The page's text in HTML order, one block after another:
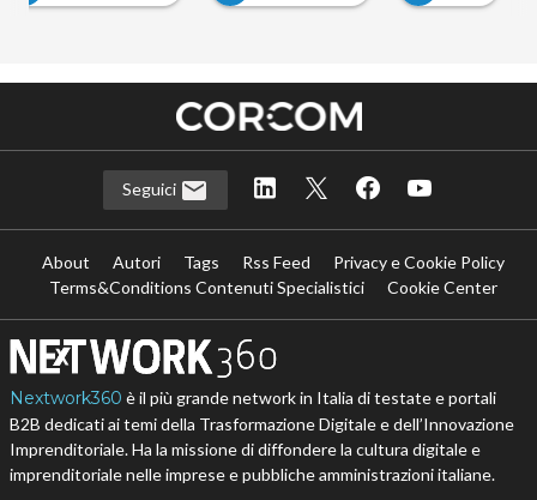
Seguici
About Autori Tags Rss Feed
Privacy e Cookie Policy
Terms&Conditions Contenuti Specialistici
Cookie Center
Nextwork360 è il più grande network in Italia di testate e portali
B2B dedicati ai temi della Trasformazione Digitale e dell’Innovazione
Imprenditoriale. Ha la missione di diffondere la cultura digitale e
imprenditoriale nelle imprese e pubbliche amministrazioni italiane.